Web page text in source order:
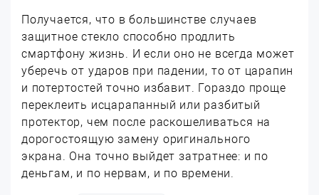
Получается, что в большинстве случаев
защитное стекло способно продлить
смартфону жизнь. И если оно не всегда может
уберечь от ударов при падении, то от царапин
и потертостей точно избавит. Гораздо проще
переклеить исцарапанный или разбитый
протектор, чем после раскошеливаться на
дорогостоящую замену оригинального
экрана. Она точно выйдет затратнее: и по
деньгам, и по нервам, и по времени.